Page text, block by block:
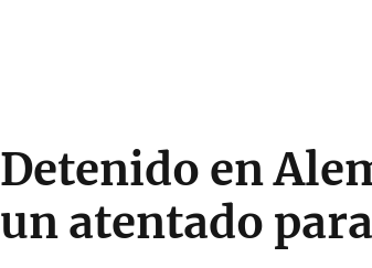
Detenido en
un atentado